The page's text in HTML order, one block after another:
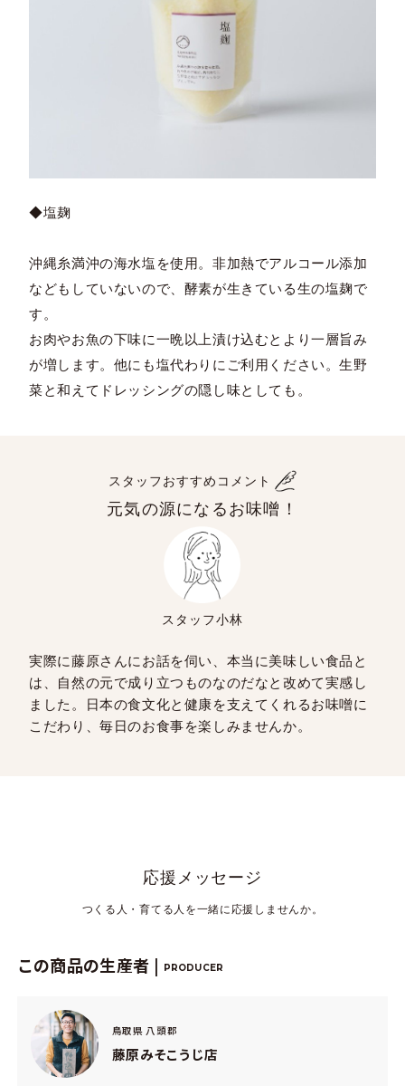
◆塩麹
沖縄糸満沖の海水塩を使用。非加熱でアルコール添加
などもしていないので、酵素が生きている生の塩麹で
す。
お肉やお魚の下味に一晩以上漬け込むとより一層旨み
が増します。他にも塩代わりにご利用ください。生野
菜と和えてドレッシングの隠し味としても。
スタッフおすすめコメント
元気の源になるお味噌！
スタッフ小林
実際に藤原さんにお話を伺い、本当に美味しい食品と
は、自然の元で成り立つものなのだなと改めて実感し
ました。日本の食文化と健康を支えてくれるお味噌に
こだわり、毎日のお食事を楽しみませんか。
応援メッセージ
つくる人・育てる人を一緒に応援しませんか。
この商品の生産者 | PRODUCER
鳥取県 八頭郡
藤原みそこうじ店